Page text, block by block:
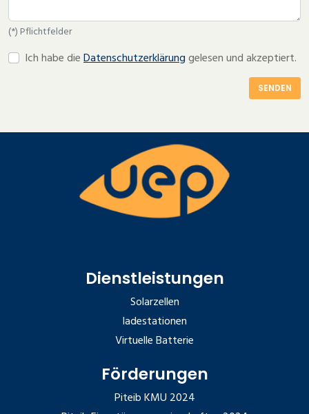
(*) Pflichtfelder
Ich habe dieDatenschutzerklärunggelesen und akzeptiert.
SENDEN
Dienstleistungen
Solarzellen
ladestationen
Virtuelle Batterie
Förderungen
Piteib KMU 2024